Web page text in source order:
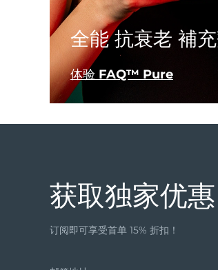
全能 抗衰老 補充
体验 FAQ™ Pure
护肤品
全部购买
关于我们
获取独家优惠
订阅即可享受首单 15% 折扣！